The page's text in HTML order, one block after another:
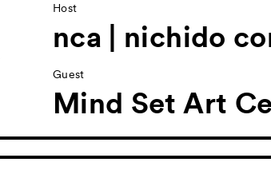
Host
nca | nichido
Guest
Mind Set Art